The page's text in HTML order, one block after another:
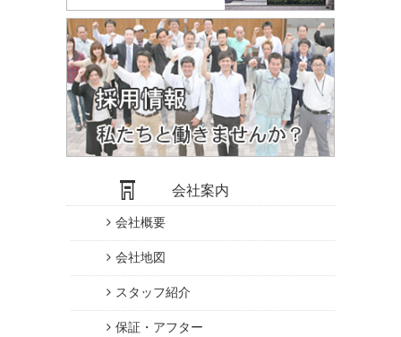
会社案内
会社概要
会社地図
スタッフ紹介
保証・アフター